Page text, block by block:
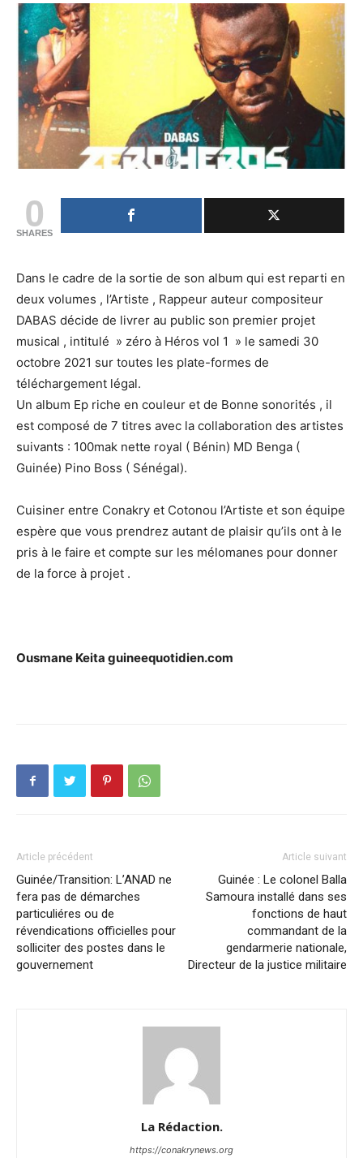
0
SHARES
Dans le cadre de la sortie de son album qui est reparti en
deux volumes , l’Artiste , Rappeur auteur compositeur
DABAS décide de livrer au public son premier projet
musical , intitulé » zéro à Héros vol 1 » le samedi 30
octobre 2021 sur toutes les plate-formes de
téléchargement légal.
Un album Ep riche en couleur et de Bonne sonorités , il
est composé de 7 titres avec la collaboration des artistes
suivants : 100mak nette royal ( Bénin) MD Benga (
Guinée) Pino Boss ( Sénégal).
Cuisiner entre Conakry et Cotonou l’Artiste et son équipe
espère que vous prendrez autant de plaisir qu’ils ont à le
pris à le faire et compte sur les mélomanes pour donner
de la force à projet .
Ousmane Keita guineequotidien.com
Article précédent
Guinée/Transition: L’ANAD ne
fera pas de démarches
particuliéres ou de
révendications officielles pour
solliciter des postes dans le
gouvernement
Article suivant
Guinée : Le colonel Balla
Samoura installé dans ses
fonctions de haut
commandant de la
gendarmerie nationale,
Directeur de la justice militaire
La Rédaction.
https://conakrynews.org